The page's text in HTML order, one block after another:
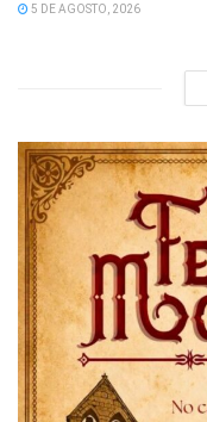
5 DE AGOSTO, 2026